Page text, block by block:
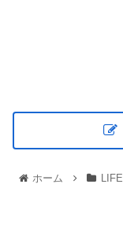
ホーム LIFE